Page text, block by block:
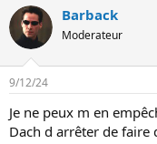
r
é
a
i
n
s
Barback
Moderateur
9/12/24
Je ne peux m en
Dach d arrêter de faire